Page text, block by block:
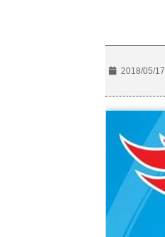
2018/05/17